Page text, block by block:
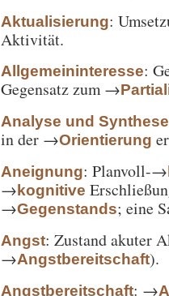
Aktualisierung:
Aktivität.
Allgemeininteresse:
Gegensatz zum →
Analyse und Synthese
in der →Orientierung
Aneignung: Planvoll-→
→kognitive
→Gegenstands; eine
Angst: Zustand akuter
→Angstbereitschaft).
Angstbereitschaft: →